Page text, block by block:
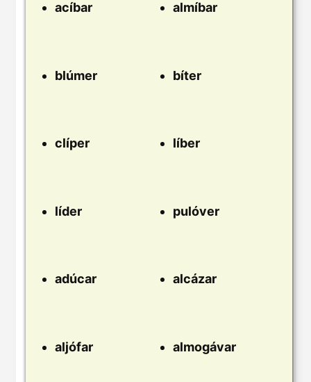
acíbar almíbar
blúmer bíter
clíper líber
líder pulóver
adúcar alcázar
aljófar almogávar